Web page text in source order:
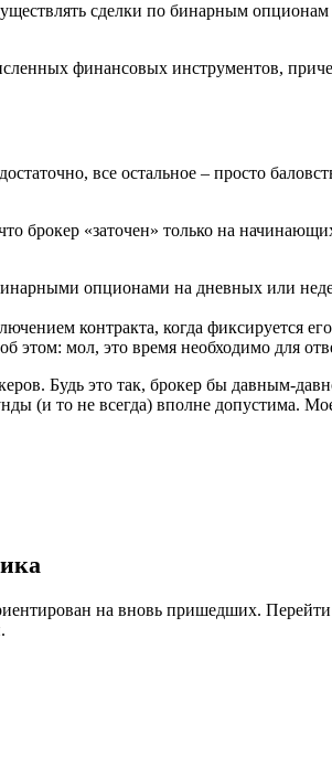
сделки по бинарным опционам
финансовых инструментов,
все остальное – просто
брокер «заточен» только на
опционами на дневных или
контракта, когда фиксируется его
этом: мол, это время необходимо для
Будь это так, брокер бы давным-
(и то не всегда) вполне допустима.
на вновь пришедших.